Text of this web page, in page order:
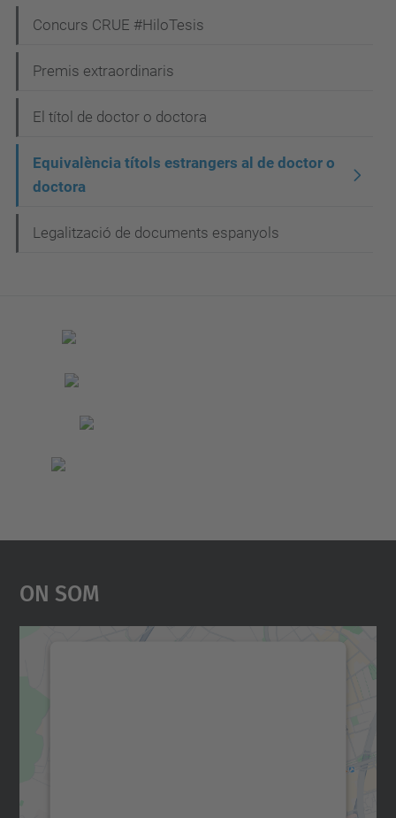
Concurs CRUE #HiloTesis
Premis extraordinaris
El títol de doctor o doctora
Equivalència títols estrangers al de doctor o
doctora
Legalització de documents espanyols
On Som